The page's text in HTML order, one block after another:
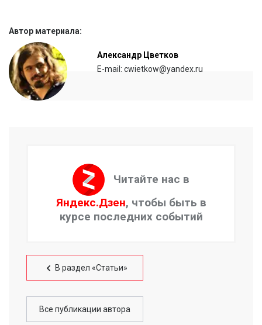
Автор материала:
Александр Цветков
E-mail: cwietkow@yandex.ru
Читайте нас в
Яндекс.Дзен, чтобы быть в
курсе последних событий
В раздел «Статьи»
Все публикации автора